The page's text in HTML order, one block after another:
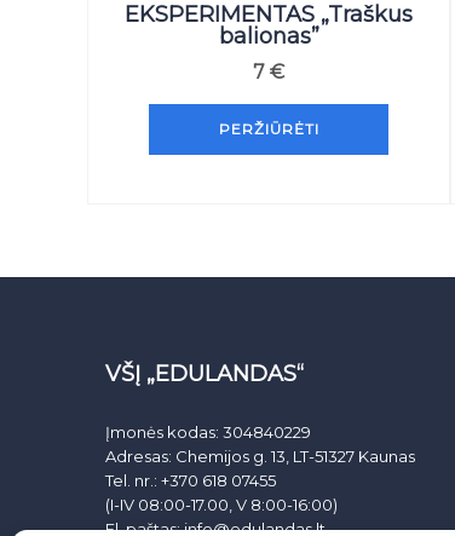
EKSPERIMENTAS „Traškus
balionas”
7 €
PERŽIŪRĖTI
VŠĮ „EDULANDAS“
Įmonės kodas: 304840229
Adresas: Chemijos g. 13, LT-51327 Kaunas
Tel. nr.: +370 618 07455
(I-IV 08:00-17.00, V 8:00-16:00)
El. paštas:info@edulandas.lt